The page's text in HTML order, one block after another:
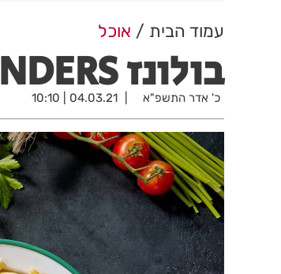
עמוד הבית אוכל
בולונז WONDERS עם פסטה קונקיליוני
כ' אדר התשפ"א 04.03.21 | 10:10